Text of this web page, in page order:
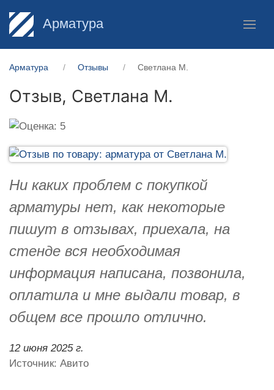
Арматура
Арматура Отзывы Светлана М.
Отзыв, Светлана М.
Ни каких проблем с покупкой
арматуры нет, как некоторые
пишут в отзывах, приехала, на
стенде вся необходимая
информация написана, позвонила,
оплатила и мне выдали товар, в
общем все прошло отлично.
12 июня 2025 г.
Источник: Авито